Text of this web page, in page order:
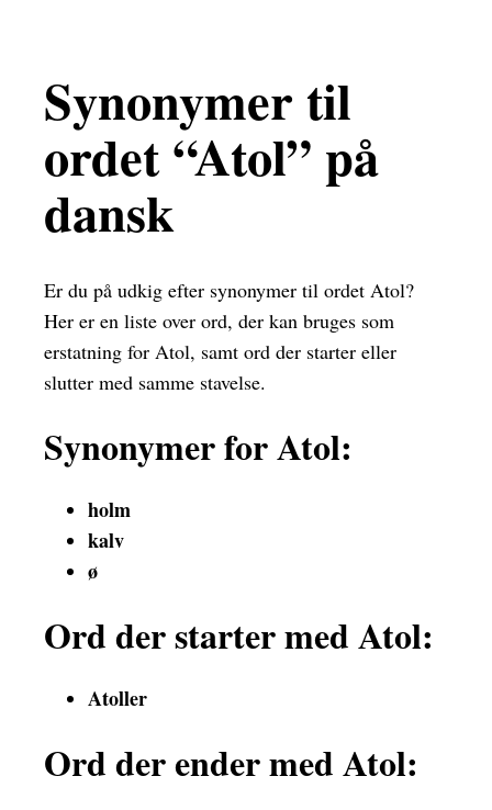
Synonymer til
ordet “Atol” på
dansk
Er du på udkig efter synonymer til ordet Atol?
Her er en liste over ord, der kan bruges som
erstatning for Atol, samt ord der starter eller
slutter med samme stavelse.
Synonymer for Atol:
holm
kalv
ø
Ord der starter med Atol:
Atoller
Ord der ender med Atol: